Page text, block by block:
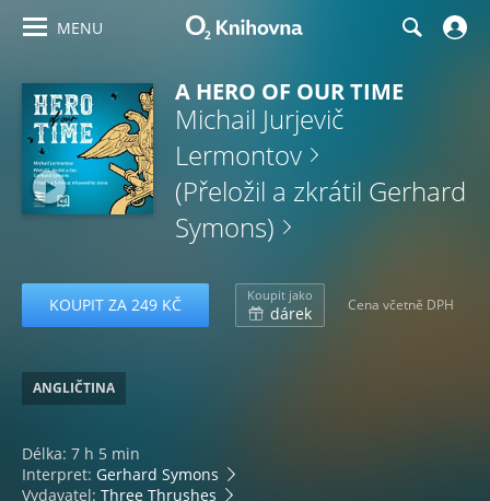
MENU
A HERO OF OUR TIME
Michail Jurjevič
Lermontov
(Přeložil a zkrátil Gerhard
Symons)
KOUPIT ZA 249 KČ Koupit jako
dárek Cena včetně DPH
ANGLIČTINA
Délka: 7 h 5 min
Interpret: Gerhard Symons
Vydavatel: Three Thrushes